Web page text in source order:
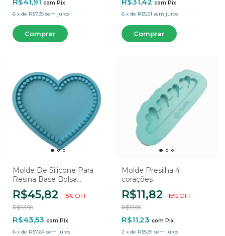
com Pix
6 x de R$7,35 sem juros
com Pix
6 x de R$5,51 sem juros
Molde De Silicone Para
Resina Base Bolsa
Coração furo 8mm
R$45,82 -15% OFF
R$53,90
R$43,53 com Pix
6 x de R$7,64 sem juros
Molde Presilha 4
corações
R$11,82 -15% OFF
R$13,90
R$11,23 com Pix
2 x de R$5,91 sem juros